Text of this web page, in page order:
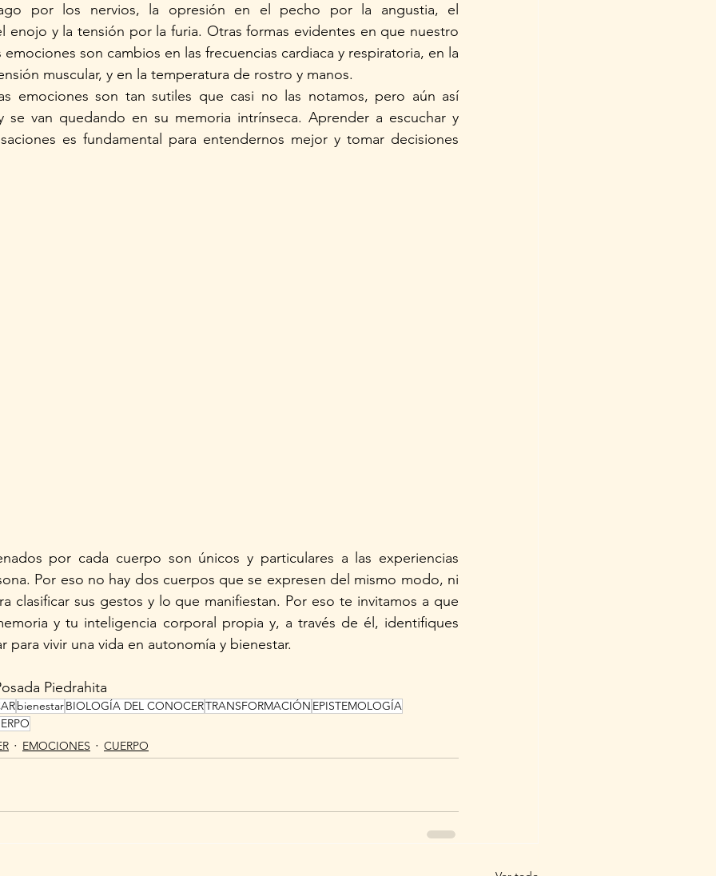
por los nervios, la opresión en el pecho por la angustia, el
enojo y la tensión por la furia. Otras formas evidentes en que nuestro
son cambios en las frecuencias cardiaca y respiratoria, en la
muscular, y en la temperatura de rostro y manos.
emociones son tan sutiles que casi no las notamos, pero aún así
se van quedando en su memoria intrínseca. Aprender a escuchar y
es fundamental para entendernos mejor y tomar decisiones
por cada cuerpo son únicos y particulares a las experiencias
Por eso no hay dos cuerpos que se expresen del mismo modo, ni
clasificar sus gestos y lo que manifiestan. Por eso te invitamos a que
y tu inteligencia corporal propia y, a través de él, identifiques
para vivir una vida en autonomía y bienestar.
Piedrahita
bienestarBIOLOGÍA DEL CONOCERTRANSFORMACIÓN EPISTEMOLOGÍA
EMOCIONES CUERPO